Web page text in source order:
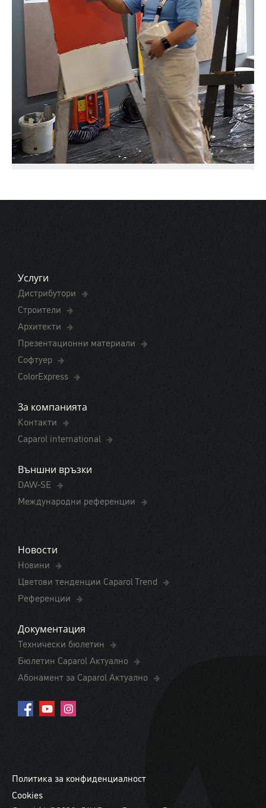
Услуги
Дистрибутори
Строители
Архитекти
Презентационни материали
Софтуер
ColorExpress
За компанията
Контакти
Caparol international
Външни връзки
DAW-SE
Международни референции
Новости
Новини
Цветови тенденции Caparol Trend
Референции
Документация
Технически бюлетин
Бюлетин Caparol Актуално
Абонамент за Caparol Актуално
Политика за конфиденциалност
Cookies